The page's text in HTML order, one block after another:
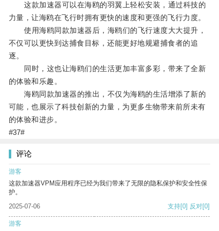
这款加速器可以在海鸥的羽翼上轻松安装，通过科技的
力量，让海鸥在飞行时拥有更快的速度和更强的飞行力度。
使用海鸥同款加速器后，海鸥们的飞行速度大大提升，
不仅可以更快到达捕食目标，还能更好地规避捕食者的追
逐。
同时，这也让海鸥们的生活更加丰富多彩，带来了全新
的体验和乐趣。
海鸥同款加速器的推出，不仅为海鸥的生活增添了新的
可能，也展示了科技创新的力量，为更多生物带来前所未有
的体验和进步。
#37#
评论
游客
这款加速器VPM应用程序已经为我们带来了无限的隐私保护和安全性保
护。
2025-07-06
支持[0] 反对[0]
游客